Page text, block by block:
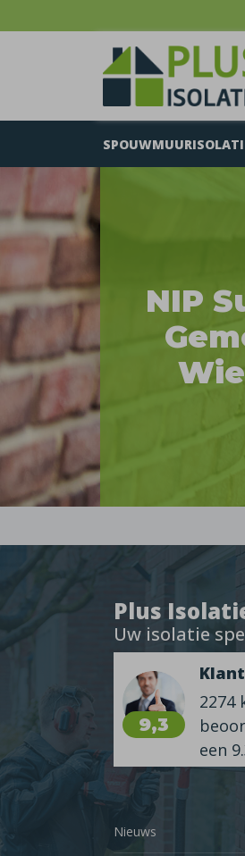
NIP
Plus
Uw isolatie
9,3
2274
een
Nieuws